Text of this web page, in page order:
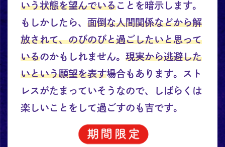
いう状態を望んでいることを暗示します。
もしかしたら、 面倒な人間関係などから解
放されて、のびのびと過ごしたいと思って
いるのかもしれません。 現実から逃避した
いという願望を表す場合もあります。スト
レスがたまっていそうなので、しばらくは
楽しいことをして過ごすのも吉です。